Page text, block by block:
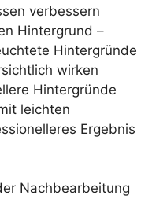
verbessern
Hintergrund –
Hintergründe
wirken
Hintergründe
leichten
Ergebnis
Nachbearbeitung